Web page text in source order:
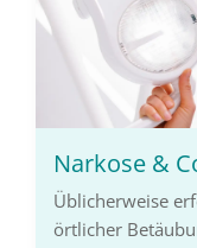
Narkose &
Üblicherweise
örtlicher